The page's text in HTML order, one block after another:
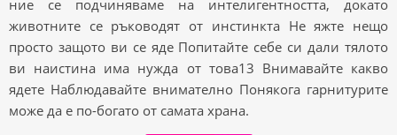
ние се подчиняваме на интелигентността, докато
животните се ръководят от инстинкта Не яжте нещо
просто защото ви се яде Попитайте себе си дали тялото
ви наистина има нужда от това13 Внимавайте какво
ядете Наблюдавайте внимателно Понякога гарнитурите
може да е по-богато от самата храна.